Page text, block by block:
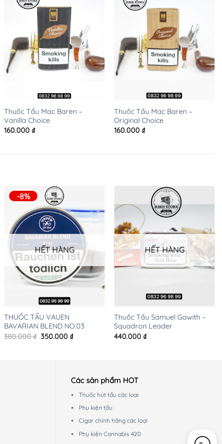
Thuốc Tẩu Mac Baren –
Vanilla Choice
160.000₫
Thuốc Tẩu Mac Baren –
Original Choice
160.000₫
-8%
HẾT HÀNG
THUỐC TẨU VAUEN
BAVARIAN BLEND NO.03
380.000₫ Giá
350.000₫Giá
HẾT HÀNG
Thuốc Tẩu Samuel Gawith –
Squadron Leader
440.000₫
Các sản phẩm HOT
Thuốc hút tẩu các loại
Phụ kiện tẩu
Cigar chính hãng các loại
Phụ kiện Cannabis 420